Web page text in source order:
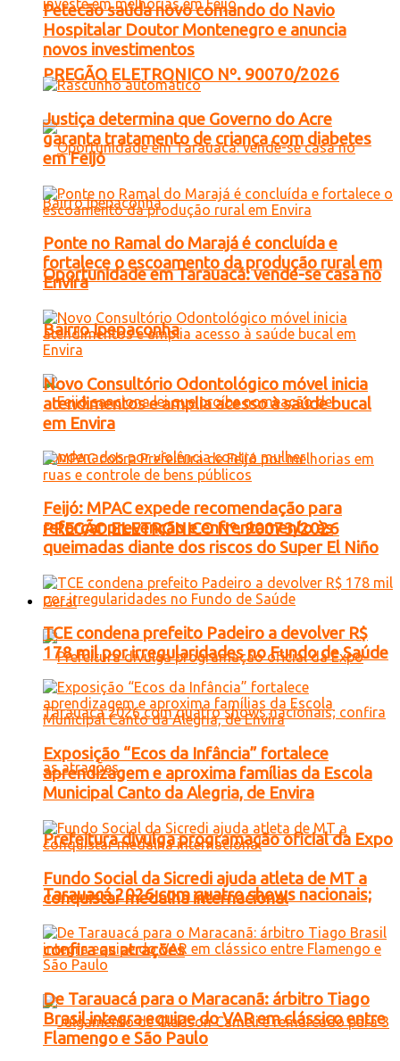
PREGÃO ELETRONICO Nº. 90070/2026
Oportunidade em Tarauacá: vende-se casa no
Bairro Ipepaconha
PREGÃO ELETRONICO Nº. 90073/2026
Geral
Prefeitura divulga programação oficial da Expo
Tarauacá 2026 com quatro shows nacionais;
confira as atrações
Petecão saúda novo comando do Navio
Hospitalar Doutor Montenegro e anuncia
novos investimentos
Justiça determina que Governo do Acre
garanta tratamento de criança com diabetes
em Feijó
Ponte no Ramal do Marajá é concluída e
fortalece o escoamento da produção rural em
Envira
Novo Consultório Odontológico móvel inicia
atendimentos e amplia acesso à saúde bucal
em Envira
Feijó: MPAC expede recomendação para
reforçar prevenção e enfrentamento às
queimadas diante dos riscos do Super El Niño
TCE condena prefeito Padeiro a devolver R$
178 mil por irregularidades no Fundo de Saúde
Exposição “Ecos da Infância” fortalece
aprendizagem e aproxima famílias da Escola
Municipal Canto da Alegria, de Envira
Fundo Social da Sicredi ajuda atleta de MT a
conquistar medalha internacional
De Tarauacá para o Maracanã: árbitro Tiago
Brasil integra equipe do VAR em clássico entre
Flamengo e São Paulo